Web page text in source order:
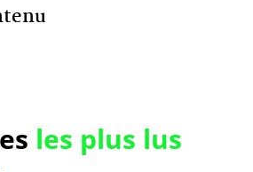
les plus lus